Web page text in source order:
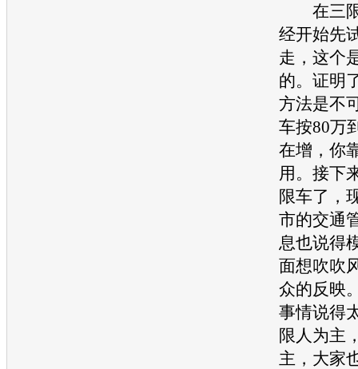
在三限
经开始先
走，这个
的。证明
方法是不
车按80万
在增，你
用。接下
限车了，
市的交通
息也说得
面想吹吹
众的反映
事情说得
限人为主
主，大家